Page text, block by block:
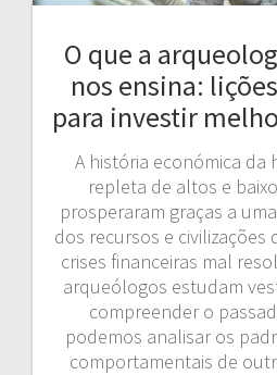
O que a
nos ensina:
para investir
A história económica da
repleta de altos e
prosperaram graças a
dos recursos e civilizações
crises financeiras mal
arqueólogos estudam
compreender o
podemos analisar os
comportamentais de